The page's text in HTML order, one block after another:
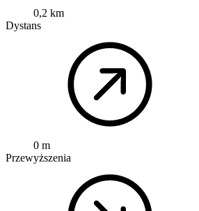
0,2 km
Dystans
0 m
Przewyższenia